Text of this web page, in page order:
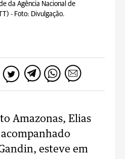
da Agência Nacional de
- Foto: Divulgação.
Amazonas, Elias
acompanhado
esteve em